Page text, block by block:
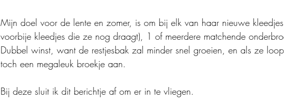
Mijn doel voor de lente en zomer, is om bij elk van haar nieuwe
voorbije kleedjes die ze nog draagt), 1 of meerdere matchende
Dubbel winst, want de restjesbak zal minder snel groeien, en als ze
toch een megaleuk broekje aan.
Bij deze sluit ik dit berichtje af om er in te vliegen.